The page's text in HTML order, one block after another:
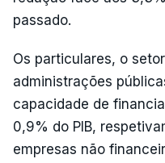
passado.
Os particulares, o
administrações
capacidade de
0,9% do PIB,
empresas não